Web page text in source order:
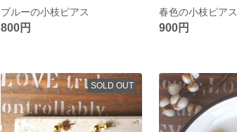
ブルーの小枝ピアス
800円
春色の小枝ピアス
900円
SOLD OUT